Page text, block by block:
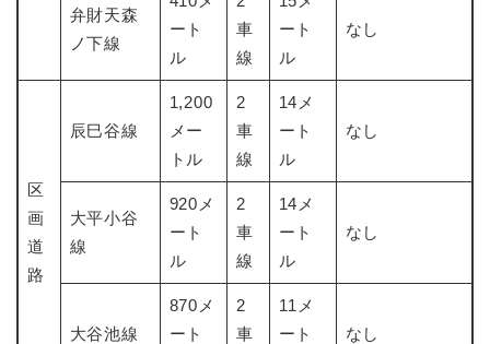
弁財天森
ノ下線
ート
ル
車
線
ート
ル
なし
区
画
道
路
辰巳谷線
1,200
メー
トル
2
車
線
14メ
ート
ル
なし
大平小谷
線
920メ
ート
ル
2
車
線
14メ
ート
ル
なし
大谷池線
870メ
ート
2
車
11メ
ート
なし